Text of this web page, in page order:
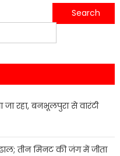
अतिक्रमण हटाए जाने के खिलाफ कांग्रेस ने सरकार के खिलाफ हल्ला बोल का किया ऐलान……
रहा, बनभूलपुरा से वारंटी
तीन मिनट की जंग में जीता